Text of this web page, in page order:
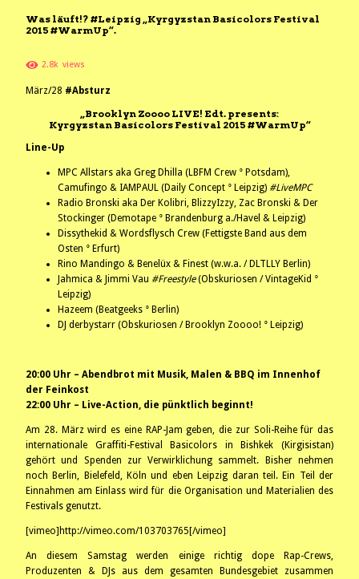
Was läuft!? #Leipzig „Kyrgyzstan Basicolors Festival
2015 #WarmUp“.
2.8k views
März/28 #Absturz
„Brooklyn Zoooo LIVE! Edt. presents:
Kyrgyzstan Basicolors Festival 2015 #WarmUp“
Line-Up
MPC Allstars aka Greg Dhilla (LBFM Crew ° Potsdam),
Camufingo & IAMPAUL (Daily Concept ° Leipzig) #LiveMPC
Radio Bronski aka Der Kolibri, BlizzyIzzy, Zac Bronski & Der
Stockinger (Demotape ° Brandenburg a./Havel & Leipzig)
Dissythekid & Wordsflysch Crew (Fettigste Band aus dem
Osten ° Erfurt)
Rino Mandingo & Benelüx & Finest (w.w.a. / DLTLLY Berlin)
Jahmica & Jimmi Vau #Freestyle(Obskuriosen / VintageKid °
Leipzig)
Hazeem (Beatgeeks ° Berlin)
DJ derbystarr (Obskuriosen / Brooklyn Zoooo! ° Leipzig)
20:00 Uhr – Abendbrot mit Musik, Malen & BBQ im Innenhof
der Feinkost
22:00 Uhr – Live-Action, die pünktlich beginnt!
Am 28. März wird es eine RAP-Jam geben, die zur Soli-Reihe für das
internationale Graffiti-Festival Basicolors in Bishkek (Kirgisistan)
gehört und Spenden zur Verwirklichung sammelt. Bisher nehmen
noch Berlin, Bielefeld, Köln und eben Leipzig daran teil. Ein Teil der
Einnahmen am Einlass wird für die Organisation und Materialien des
Festivals genutzt.
[vimeo]http://vimeo.com/103703765[/vimeo]
An diesem Samstag werden einige richtig dope Rap-Crews,
Produzenten & DJs aus dem gesamten Bundesgebiet zusammen